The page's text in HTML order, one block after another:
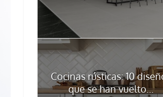
Cocinas rústicas: 10
que se han vuelto...